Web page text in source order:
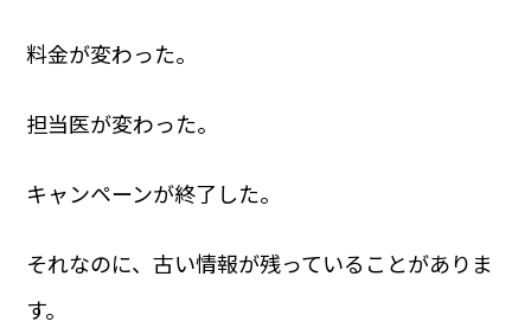
料金が変わった。
担当医が変わった。
キャンペーンが終了した。
それなのに、古い情報が残っていることがありま
す。